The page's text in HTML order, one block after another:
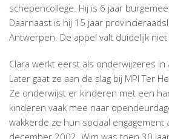
schepencollege. Hij is 6 jaar
Daarnaast is hij 15 jaar
Antwerpen. De appel valt duidelijk
Clara werkt eerst als onderwijzeres in
Later gaat ze aan de slag bij MPI Ter
Ze onderwijst er kinderen met een
kinderen vaak mee naar
wakkerde ze hun sociaal engagement
december 2002. Wim was toen 30